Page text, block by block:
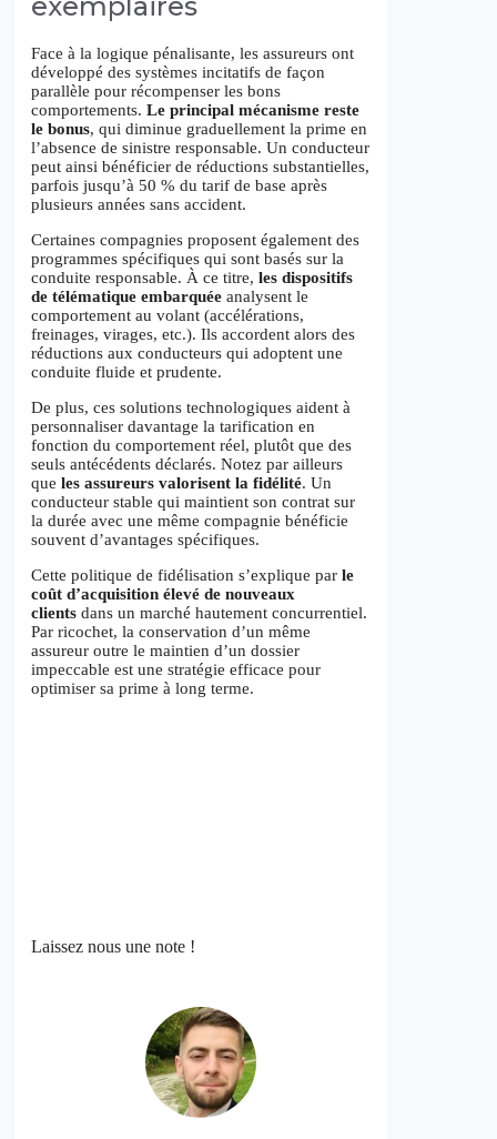
exemplaires
Face à la logique pénalisante, les assureurs ont
développé des systèmes incitatifs de façon
parallèle pour récompenser les bons
comportements. Le principal mécanisme reste
le bonus, qui diminue graduellement la prime en
l’absence de sinistre responsable. Un conducteur
peut ainsi bénéficier de réductions substantielles,
parfois jusqu’à 50 % du tarif de base après
plusieurs années sans accident.
Certaines compagnies proposent également des
programmes spécifiques qui sont basés sur la
conduite responsable. À ce titre, les dispositifs
de télématique embarquée analysent le
comportement au volant (accélérations,
freinages, virages, etc.). Ils accordent alors des
réductions aux conducteurs qui adoptent une
conduite fluide et prudente.
De plus, ces solutions technologiques aident à
personnaliser davantage la tarification en
fonction du comportement réel, plutôt que des
seuls antécédents déclarés. Notez par ailleurs
que les assureurs valorisent la fidélité. Un
conducteur stable qui maintient son contrat sur
la durée avec une même compagnie bénéficie
souvent d’avantages spécifiques.
Cette politique de fidélisation s’explique par le
coût d’acquisition élevé de nouveaux
clients dans un marché hautement concurrentiel.
Par ricochet, la conservation d’un même
assureur outre le maintien d’un dossier
impeccable est une stratégie efficace pour
optimiser sa prime à long terme.
Laissez nous une note !